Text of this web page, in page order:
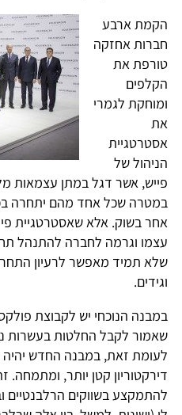
הקמת ארבע
חברות אחזקה
טורפת את
הקלפים
ומוחקת לגמרי
את
אסטרטגיית
הניהול של
פייש, אשר דגל במתן עצמאות
במטרה שכל אחד מהם יתחרה
אחר בשוק. אלא שאסטרטגיית
עצמו וגרמה לחברה להתנהל
שלא תמיד מאפשר לרעיון
וגידים.
במבנה הנוכחי יש לקבוצת
שאמור לקבל החלטות בעשרות
לעומת זאת, במבנה החדש
דירקטוריון קטן יותר,
להתמקצע בשווקים הרלבנטיים